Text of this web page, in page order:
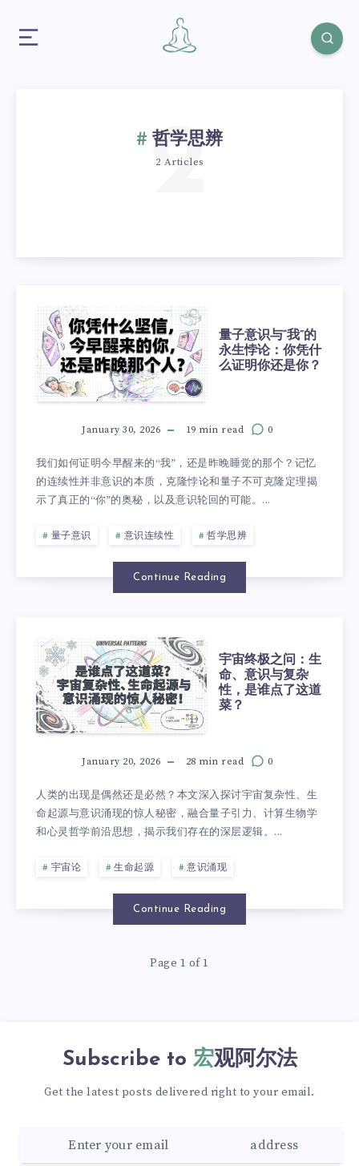
哲学思辨
2 Articles
2
量子意识与“我”的
永生悖论：你凭什
么证明你还是你？
January 30, 2026 19 min read 0
我们如何证明今早醒来的“我”，还是昨晚睡觉的那个？记忆
的连续性并非意识的本质，克隆悖论和量子不可克隆定理揭
示了真正的“你”的奥秘，以及意识轮回的可能。...
量子意识 意识连续性 哲学思辨
Continue Reading
宇宙终极之问：生
命、意识与复杂
性，是谁点了这道
菜？
January 20, 2026 28 min read 0
人类的出现是偶然还是必然？本文深入探讨宇宙复杂性、生
命起源与意识涌现的惊人秘密，融合量子引力、计算生物学
和心灵哲学前沿思想，揭示我们存在的深层逻辑。...
宇宙论 生命起源 意识涌现
Continue Reading
Page 1 of 1
Subscribe to 宏观阿尔法
Get the latest posts delivered right to your email.